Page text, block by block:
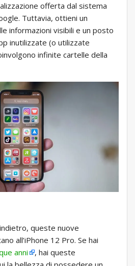
offerta dal sistema
Tuttavia, ottieni un
informazioni visibili e un posto
inutilizzate (o utilizzate
infinite cartelle della
queste nuove
all’iPhone 12 Pro. Se hai
anni
, hai queste